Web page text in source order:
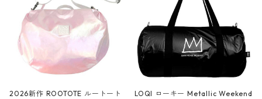
2026新作 ROOTOTE ルートート
LOQI ローキー Metallic Weekend